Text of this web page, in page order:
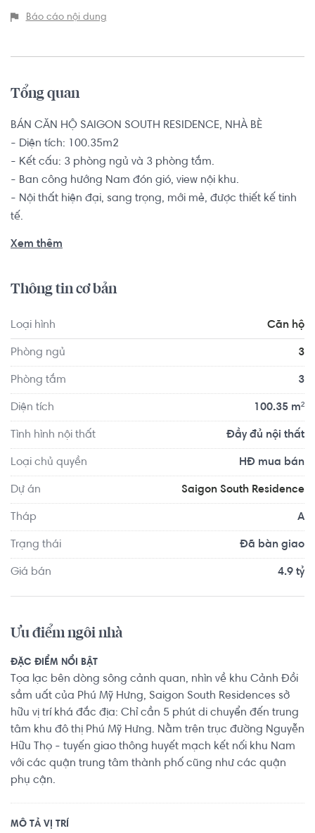
Báo cáo nội dung
Tổng quan
BÁN CĂN HỘ SAIGON SOUTH RESIDENCE, NHÀ BÈ
- Diện tích: 100.35m2
- Kết cấu: 3 phòng ngủ và 3 phòng tắm.
- Ban công hướng Nam đón gió, view nội khu.
- Nội thất hiện đại, sang trọng, mới mẻ, được thiết kế tinh
tế.
gia đình đông thành viên, nhiều thế hệ, căn hộ 3 phòng sẽ
nhưng vẫn đủ riêng tư, có nhiều không gian hơn để thỏa
thích làm những điều yêu thích.
Khu căn hộ Saigon South Residence được đầu tư công
phu về cảnh quan, an ninh biệt lập khép kín và đặc biệt là
viên nước, sân vận động đa năng, vườn tịnh tâm, trường
mẫu giáo,… đáp ứng nhu cầu sở hữu không gian sống
Xem thêm
Thông tin cơ bản
Loại hình Căn hộ
Phòng ngủ 3
Phòng tắm 3
Diện tích 100.35 m²
Tình hình nội thất Đầy đủ nội thất
Loại chủ quyền HĐ mua bán
Dự án Saigon South Residence
Tháp A
Trạng thái Đã bàn giao
Giá bán 4.9 tỷ
Ưu điểm ngôi nhà
ĐẶC ĐIỂM NỔI BẬT
Tọa lạc bên dòng sông cảnh quan, nhìn về khu Cảnh Đồi
sầm uất của Phú Mỹ Hưng, Saigon South Residences sở
hữu vị trí khá đắc địa: Chỉ cần 5 phút di chuyển đến trung
tâm khu đô thị Phú Mỹ Hưng. Nằm trên trục đường Nguyễn
Hữu Thọ - tuyến giao thông huyết mạch kết nối khu Nam
với các quận trung tâm thành phố cũng như các quận
phụ cận.
MÔ TẢ VỊ TRÍ